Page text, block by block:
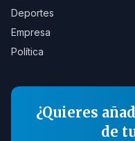
Deportes
Empresa
Política
¿Quieres
de